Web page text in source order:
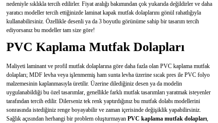
nedeniyle sıklıkla tercih edilirler. Fiyat aralığı bakımından çok yukarıda değildirler ve daha
yaratıcı modeller tercih ettiğinizde laminat kapak mutfak dolaplarını gönül rahatlığıyla
kullanabilirsiniz. Özellikle desenli ya da 3 boyutlu görünüme sahip bir tasarım tercih
ediyorsanız bu modeller tam size göre!
PVC Kaplama Mutfak Dolapları
Maliyeti laminant ve profil mutfak dolaplarına göre daha fazla olan PVC kaplama mutfak
dolapları; MDF levha veya işlenmemiş ham sunta levha üzerine sıcak pres ile PVC folyo
malzemesinin kaplanmasıyla üretilir. Üzerine dilediğiniz desen ya da modelin
uygulanabildiği bu özel tasarımlar, genellikle farklı mutfak tasarımları yaratmak isteyenler
tarafından tercih edilir. Dilerseniz tek renk yaptırdığınız bu mutfak dolabı modellerini
sonrasında istediğiniz renge boyayabilir ve zaman içerisinde değişiklik yapabilirsiniz.
Sağlık açısından herhangi bir problem oluşturmayan PVC kaplama mutfak dolapları,